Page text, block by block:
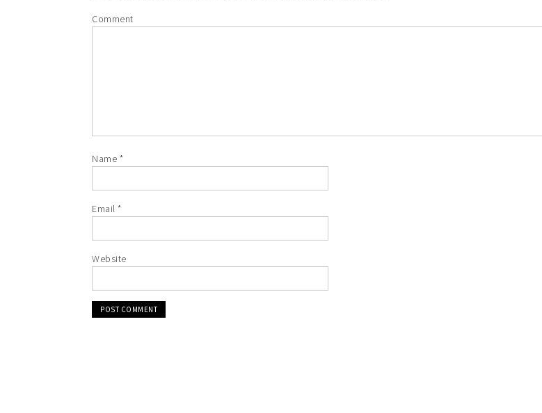
Comment
Name *
Email *
Website